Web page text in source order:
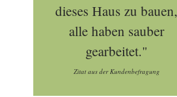
dieses Haus zu bauen,
alle haben sauber
gearbeitet."
Zitat aus der Kundenbefragung